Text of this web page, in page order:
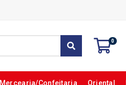
0
Mercearia/Confeitaria Oriental